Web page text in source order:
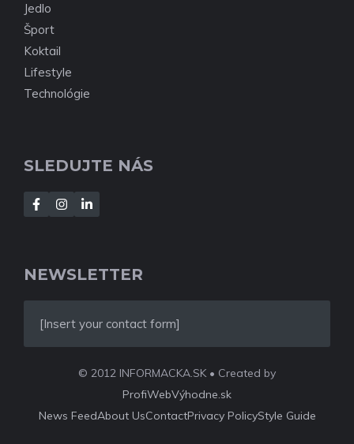
Jedlo
Šport
Koktail
Lifestyle
Technológie
SLEDUJTE NÁS
NEWSLETTER
[Insert your contact form]
© 2012 INFORMACKA.SK • Created by
ProfiWebVýhodne.sk
News FeedAbout UsContactPrivacy PolicyStyle Guide